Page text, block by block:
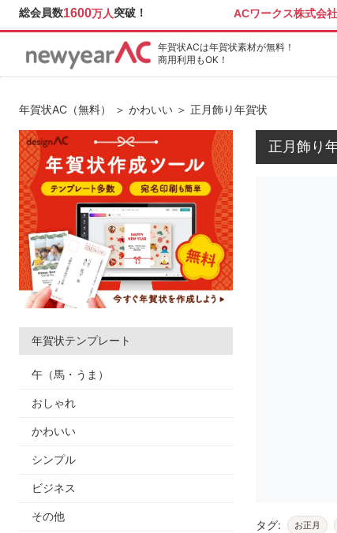
総会員数1600万人突破！ ACワークス株式会
年賀状ACは年賀状素材が無料！
商用利用もOK！
年賀状AC（無料） ＞ かわいい ＞ 正月飾り年賀状
年賀状テンプレート
午（馬・うま）
おしゃれ
かわいい
シンプル
ビジネス
その他
正月飾り
タグ: お正月